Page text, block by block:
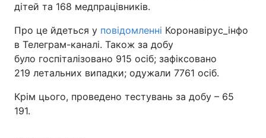
дітей та 168 медпрацівників.
Про це йдеться у повідомленні Коронавірус_інфо
в Телеграм-каналі. Також за добу
було госпіталізовано 915 осіб; зафіксовано
219 летальних випадки; одужали 7761 осіб.
Крім цього, проведено тестувань за добу – 65
191.